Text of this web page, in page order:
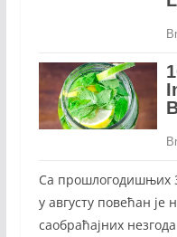
Са прошлогодишњих
у августу повећан је
саобраћајних